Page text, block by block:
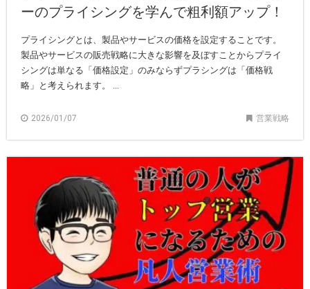
ーのプライシングを学んで粗利額アップ！
プライシングとは、製品やサービスの価格を設定することです。
製品やサービスの販売戦略に大きな影響を及ぼすことからプライ
シングは単なる「価格設定」のみならずプラシングは「価格戦
略」と考えられます。 ...
2026/01/07 営業戦略